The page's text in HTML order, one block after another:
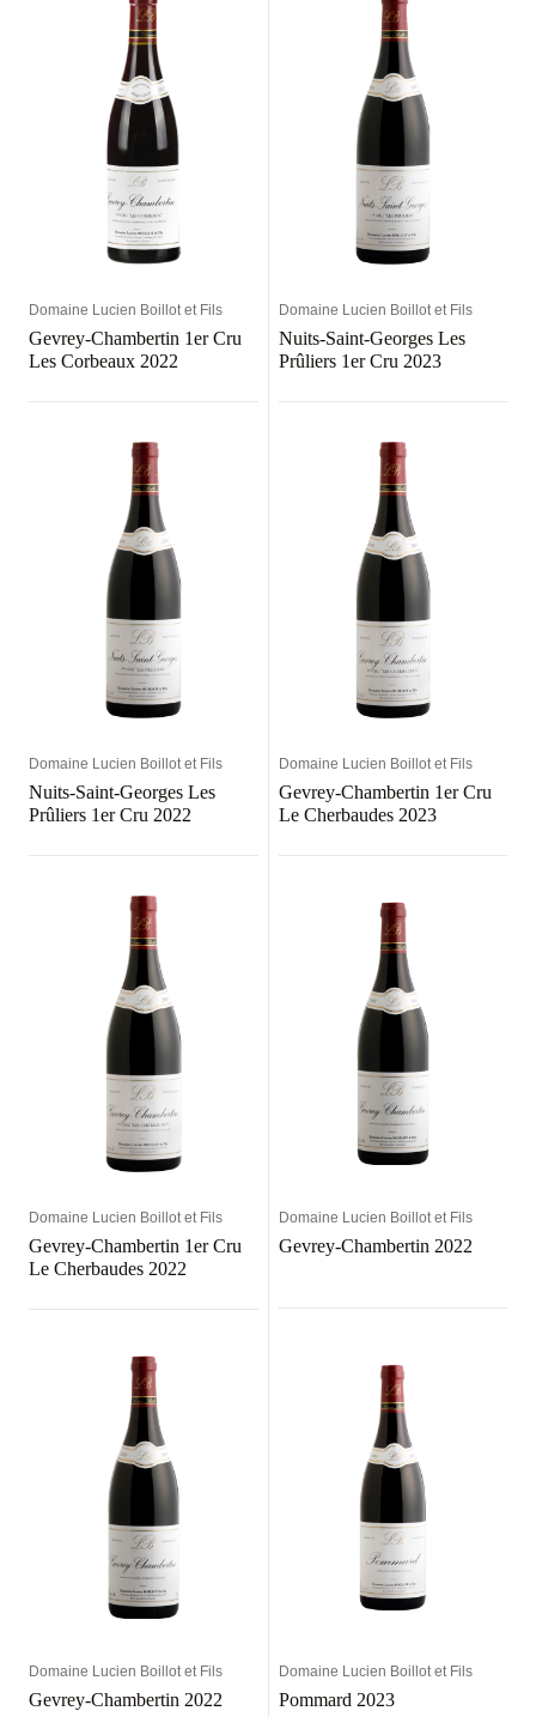
Domaine Lucien Boillot et Fils
Gevrey-Chambertin 1er Cru
Les Corbeaux 2022
Domaine Lucien Boillot et Fils
Nuits-Saint-Georges Les
Prûliers 1er Cru 2023
Domaine Lucien Boillot et Fils
Nuits-Saint-Georges Les
Prûliers 1er Cru 2022
Domaine Lucien Boillot et Fils
Gevrey-Chambertin 1er Cru
Le Cherbaudes 2023
Domaine Lucien Boillot et Fils
Gevrey-Chambertin 1er Cru
Le Cherbaudes 2022
Domaine Lucien Boillot et Fils
Gevrey-Chambertin 2022
Domaine Lucien Boillot et Fils
Gevrey-Chambertin 2022
Domaine Lucien Boillot et Fils
Pommard 2023